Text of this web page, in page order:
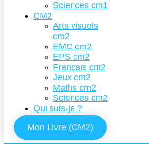
Sciences cm1
CM2
Arts visuels
cm2
EMC cm2
EPS cm2
Français cm2
Jeux cm2
Maths cm2
Sciences cm2
Qui suis-je ?
Mon Livre (CM2)